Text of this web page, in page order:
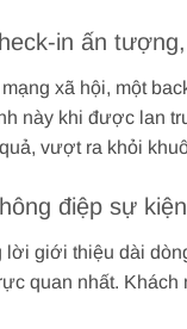
in ấn
xã hội, một
này khi được lan
vượt ra khỏi
điệp sự
giới thiệu dài
quan nhất.